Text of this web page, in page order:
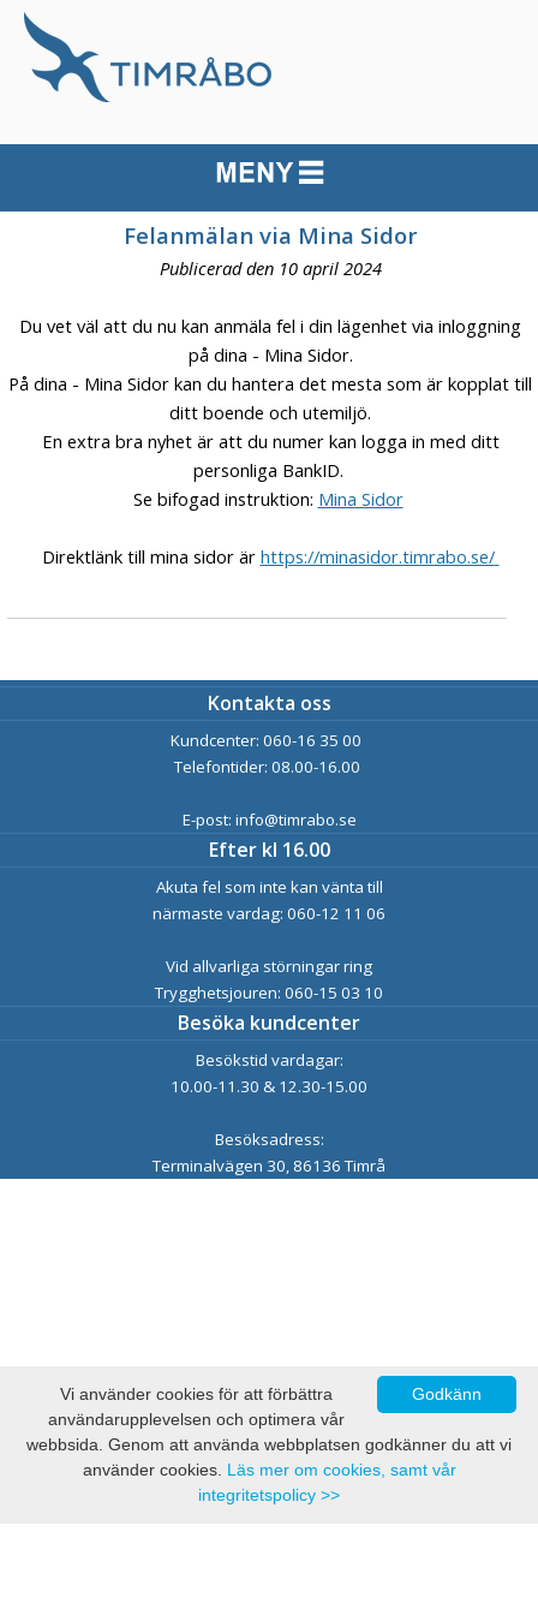
Felanmälan via Mina Sidor
Publicerad den 10 april 2024
Du vet väl att du nu kan anmäla fel i din lägenhet via inloggning
på dina - Mina Sidor.
På dina - Mina Sidor kan du hantera det mesta som är kopplat till
ditt boende och utemiljö.
En extra bra nyhet är att du numer kan logga in med ditt
personliga BankID.
Se bifogad instruktion: Mina Sidor
Direktlänk till mina sidor är https://minasidor.timrabo.se/
Kontakta oss
Kundcenter: 060-16 35 00
Telefontider: 08.00-16.00
E-post: info@timrabo.se
Efter kl 16.00
Akuta fel som inte kan vänta till
närmaste vardag: 060-12 11 06
Vid allvarliga störningar ring
Trygghetsjouren: 060-15 03 10
Besöka kundcenter
Besökstid vardagar:
10.00-11.30 & 12.30-15.00
Besöksadress:
Terminalvägen 30, 86136 Timrå
Godkänn
Vi använder cookies för att förbättra
användarupplevelsen och optimera vår
webbsida. Genom att använda webbplatsen godkänner du att vi
använder cookies. Läs mer om cookies, samt vår
integritetspolicy >>